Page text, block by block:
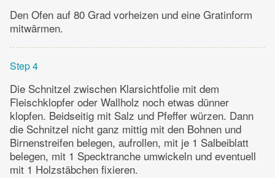
Den Ofen auf 80 Grad vorheizen und eine Gratinform
mitwärmen.
Step 4
Die Schnitzel zwischen Klarsichtfolie mit dem
Fleischklopfer oder Wallholz noch etwas dünner
klopfen. Beidseitig mit Salz und Pfeffer würzen. Dann
die Schnitzel nicht ganz mittig mit den Bohnen und
Birnenstreifen belegen, aufrollen, mit je 1 Salbeiblatt
belegen, mit 1 Specktranche umwickeln und eventuell
mit 1 Holzstäbchen fixieren.